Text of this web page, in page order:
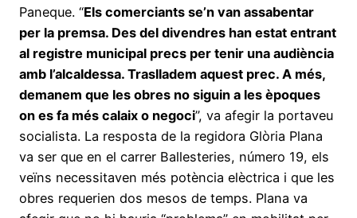
Paneque. “Els comerciants se’n van assabentar
per la premsa. Des del divendres han estat entrant
al registre municipal precs per tenir una audiència
amb l’alcaldessa. Traslladem aquest prec. A més,
demanem que les obres no siguin a les èpoques
on es fa més calaix o negoci”, va afegir la portaveu
socialista. La resposta de la regidora Glòria Plana
va ser que en el carrer Ballesteries, número 19, els
veïns necessitaven més potència elèctrica i que les
obres requerien dos mesos de temps. Plana va